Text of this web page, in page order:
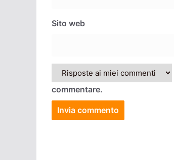
Sito web
commentare.